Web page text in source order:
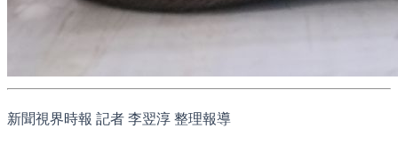
新聞視界時報 記者 李翌淳 整理報導